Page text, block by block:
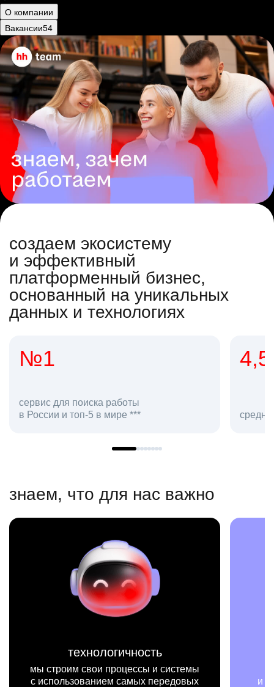
О компании
Вакансии54
создаем экосистему
и эффективный
платформенный бизнес,
основанный на уникальных
данных и технологиях
***
средняя оценка hh.ru как
знаем, что для нас важно
процессы и системы
самых передовых
мы на конкретных
и примерах видим, как